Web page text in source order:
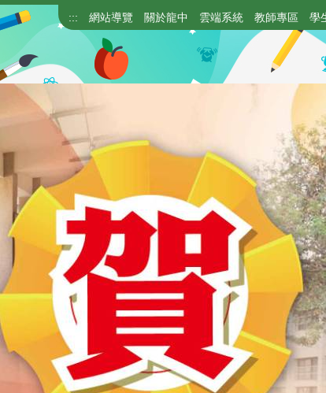
::: 網站導覽 關於龍中 雲端系統 教師專區 學